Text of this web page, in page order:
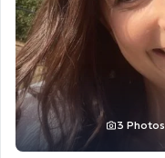
3 Photos